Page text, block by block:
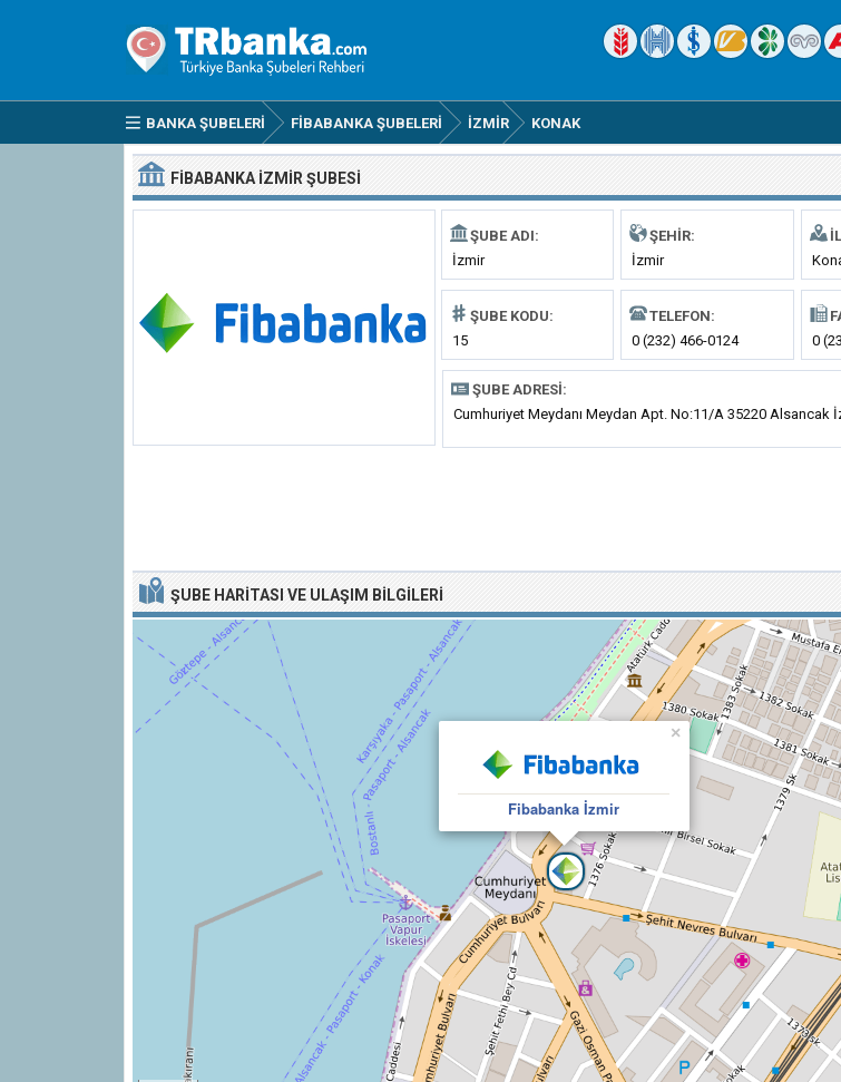
BANKA ŞUBELERI FIBABANKA ŞUBELERI İZMIR KONAK
FIBABANKA İZMIR ŞUBESI
ŞUBE ADI:
İzmir
ŞEHIR:
İzmir
ŞUBE KODU:
15
TELEFON:
0 (232) 466-0124
0
ŞUBE ADRESI:
Cumhuriyet Meydanı Meydan Apt. No:11/A 35220 Alsancak
ŞUBE HARITASI VE ULAŞIM BILGILERI
Fibabanka İzmir
×